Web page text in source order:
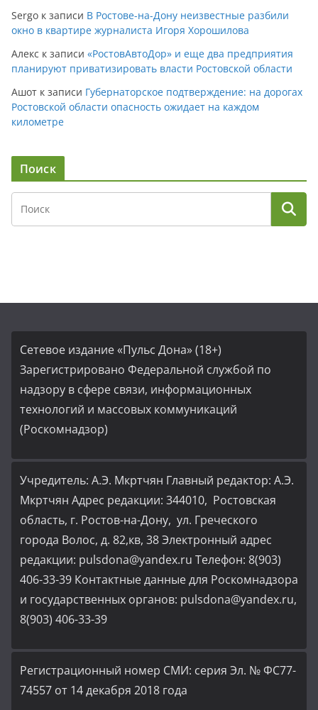
Sergo к записи В Ростове-на-Дону неизвестные разбили
окно в квартире журналиста Игоря Хорошилова
Алекс к записи «РостовАвтоДор» и еще два предприятия
планируют приватизировать власти Ростовской области
Ашот к записи Губернаторское подтверждение: на дорогах
Ростовской области опасность ожидает на каждом
километре
Поиск
Сетевое издание «Пульс Дона» (18+)
Зарегистрировано Федеральной службой по
надзору в сфере связи, информационных
технологий и массовых коммуникаций
(Роскомнадзор)
Учредитель: А.Э. Мкртчян Главный редактор: А.Э.
Мкртчян Адрес редакции: 344010, Ростовская
область, г. Ростов-на-Дону, ул. Греческого
города Волос, д. 82,кв, 38 Электронный адрес
редакции: pulsdona@yandex.ru Телефон: 8(903)
406-33-39 Контактные данные для Роскомнадзора
и государственных органов: pulsdona@yandex.ru,
8(903) 406-33-39
Регистрационный номер СМИ: серия Эл. № ФС77-
74557 от 14 декабря 2018 года